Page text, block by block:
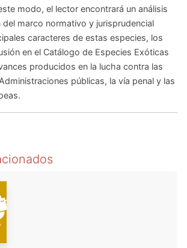
modo, el lector encontrará un análisis
del marco normativo y jurisprudencial
caracteres de estas especies, los
en el Catálogo de Especies Exóticas
producidos en la lucha contra las
públicas, la vía penal y las